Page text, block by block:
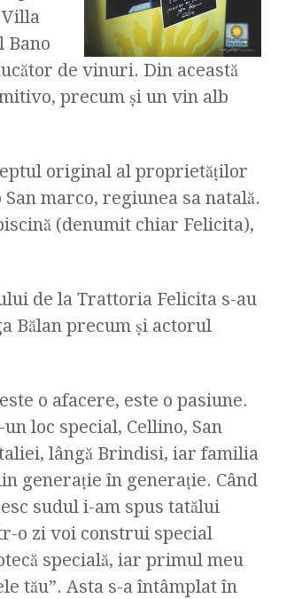
Bano
de vinuri. Din această
precum şi un vin alb
original al proprietăţilor
marco, regiunea sa natală.
(denumit chiar Felicita),
de la Trattoria Felicita s-au
Bălan precum şi actorul
o afacere, este o pasiune.
loc special, Cellino, San
lângă Brindisi, iar familia
generaţie în generaţie. Când
sudul i-am spus tatălui
o zi voi construi special
specială, iar primul meu
tău”. Asta s-a întâmplat în